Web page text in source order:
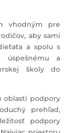
vhodným pre
aby sami
a spolu s
úspešnému a
školy do
oblastí podpory
prehľad,
podpory